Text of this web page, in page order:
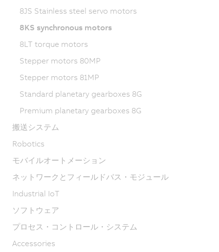
8JS Stainless steel servo motors
8KS synchronous motors
8LT torque motors
Stepper motors 80MP
Stepper motors 81MP
Standard planetary gearboxes 8G
Premium planetary gearboxes 8G
搬送システム
Robotics
モバイルオートメーション
ネットワークとフィールドバス・モジュール
Industrial IoT
ソフトウェア
プロセス・コントロール・システム
Accessories